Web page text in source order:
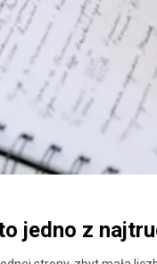
jedno z